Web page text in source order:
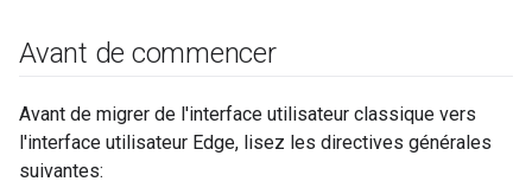
Avant de commencer
Avant de migrer de l'interface utilisateur classique vers
l'interface utilisateur Edge, lisez les directives générales
suivantes: